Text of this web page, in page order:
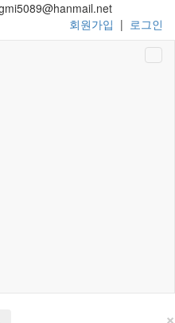
회원가입 | 로그인
×